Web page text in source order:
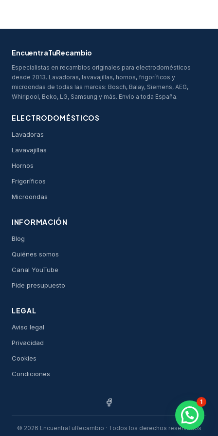
1
EncuentraTuRecambio
Especialistas en recambios originales para electrodomésticos
desde 2013. Lavadoras, lavavajillas, hornos, frigoríficos y
microondas de todas las marcas: Bosch, Balay, Siemens, AEG,
Whirlpool, Beko, LG, Samsung y más. Envío a toda España.
ELECTRODOMÉSTICOS
Lavadoras
Lavavajillas
Hornos
Frigoríficos
Microondas
INFORMACIÓN
Blog
Quiénes somos
Canal YouTube
Pide presupuesto
LEGAL
Aviso legal
Privacidad
Cookies
Condiciones
© 2026 EncuentraTuRecambio · Todos los derechos reservados